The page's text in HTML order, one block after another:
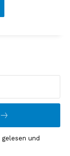
gelesen und